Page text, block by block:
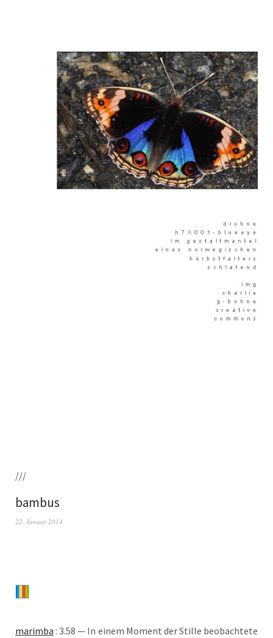
///
bambus
22. Januar 2014
marim­ba : 3.58 — In einem Moment der Stil­le beob­ach­te­te